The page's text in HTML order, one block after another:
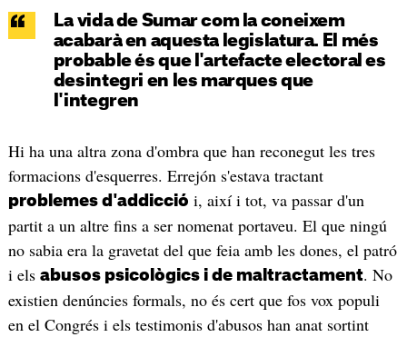
La vida de Sumar com la coneixem
acabarà en aquesta legislatura. El més
probable és que l'artefacte electoral es
desintegri en les marques que
l'integren
Hi ha una altra zona d'ombra que han reconegut les tres
formacions d'esquerres. Errejón s'estava tractant
problemes d'addicció i, així i tot, va passar d'un
partit a un altre fins a ser nomenat portaveu. El que ningú
no sabia era la gravetat del que feia amb les dones, el patró
i els abusos psicològics i de maltractament. No
existien denúncies formals, no és cert que fos vox populi
en el Congrés i els testimonis d'abusos han anat sortint